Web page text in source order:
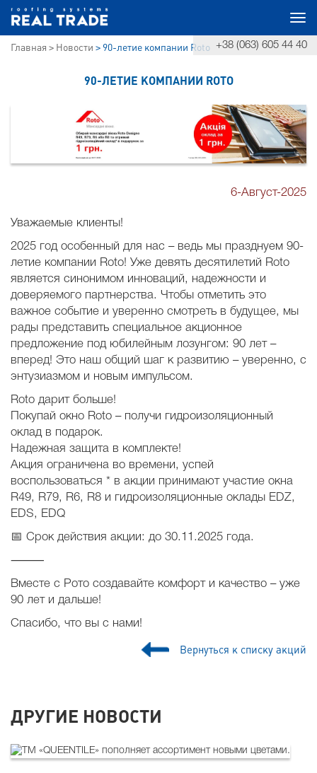
+38 (063) 605 44 40
Главная Новости 90-летие компании Roto
90-ЛЕТИЕ КОМПАНИИ ROTO
6-Август-2025
Уважаемые клиенты!
2025 год особенный для нас – ведь мы празднуем 90-
летие компании Roto! Уже девять десятилетий Roto
является синонимом инноваций, надежности и
доверяемого партнерства. Чтобы отметить это
важное событие и уверенно смотреть в будущее, мы
рады представить специальное акционное
предложение под юбилейным лозунгом: 90 лет –
вперед! Это наш общий шаг к развитию – уверенно, с
энтузиазмом и новым импульсом.
Roto дарит больше!
Покупай окно Roto – получи гидроизоляционный
оклад в подарок.
Надежная защита в комплекте!
Акция ограничена во времени, успей
воспользоваться * в акции принимают участие окна
R49, R79, R6, R8 и гидроизоляционные оклады EDZ,
EDS, EDQ
📅 Срок действия акции: до 30.11.2025 года.
⸻
Вместе с Рото создавайте комфорт и качество – уже
90 лет и дальше!
Спасибо, что вы с нами!
Вернуться к списку акций
ДРУГИЕ НОВОСТИ